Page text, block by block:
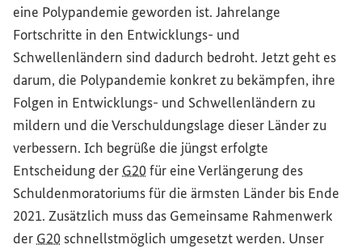
eine Polypandemie geworden ist. Jahrelange
Fortschritte in den Entwicklungs- und
Schwellenländern sind dadurch bedroht. Jetzt geht es
darum, die Polypandemie konkret zu bekämpfen, ihre
Folgen in Entwicklungs- und Schwellenländern zu
mildern und die Verschuldungslage dieser Länder zu
verbessern. Ich begrüße die jüngst erfolgte
Entscheidung der G20für eine Verlängerung des
Schuldenmoratoriums für die ärmsten Länder bis Ende
2021. Zusätzlich muss das Gemeinsame Rahmenwerk
der G20 schnellstmöglich umgesetzt werden. Unser